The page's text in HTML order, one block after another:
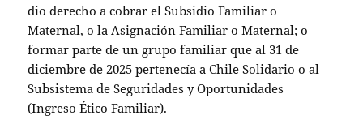
dio derecho a cobrar el Subsidio Familiar o
Maternal, o la Asignación Familiar o Maternal; o
formar parte de un grupo familiar que al 31 de
diciembre de 2025 pertenecía a Chile Solidario o al
Subsistema de Seguridades y Oportunidades
(Ingreso Ético Familiar).